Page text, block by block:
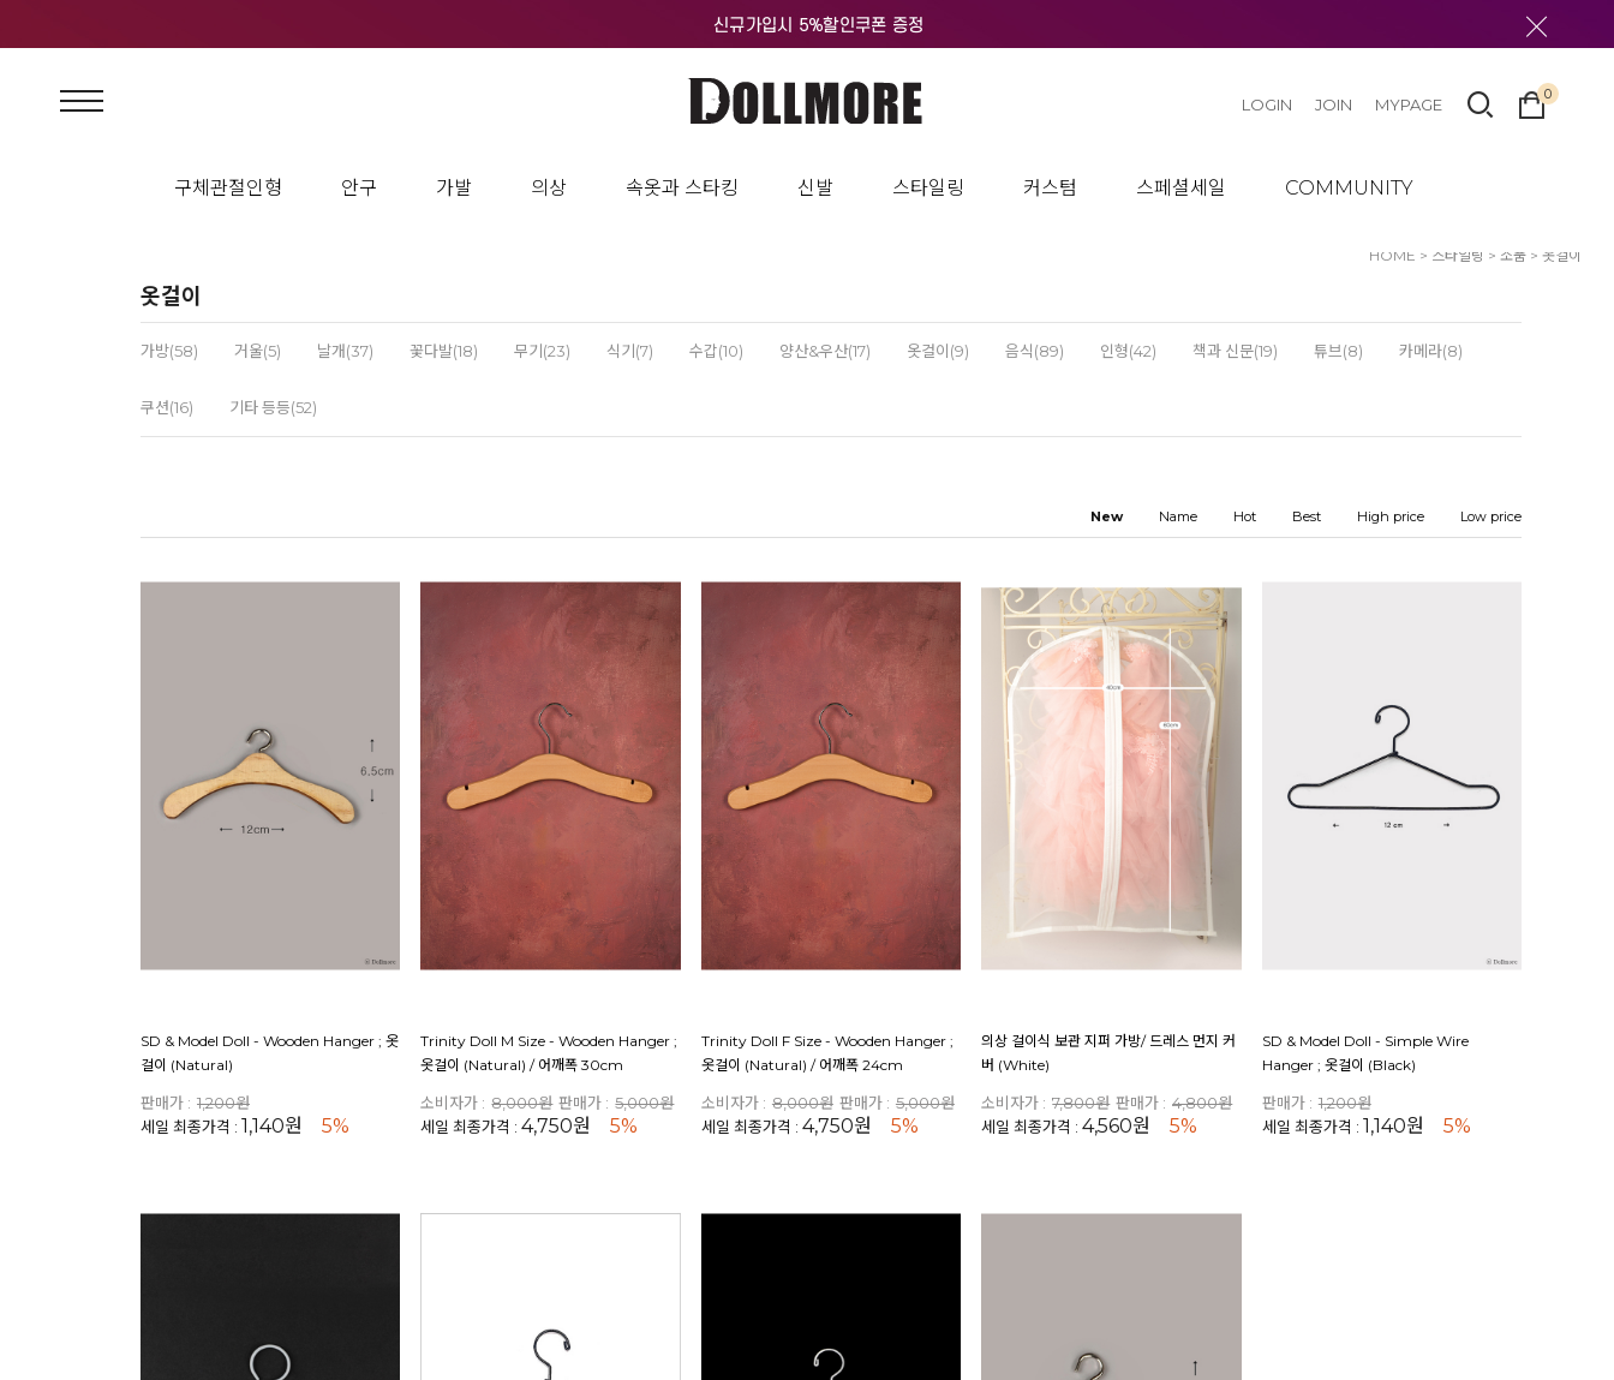
구체관절인형 안구 가발 의상 속옷과 스타킹 신발 스타일링 커스텀 스페셜세일 COMMUNITY
LOGIN JOIN MYPAGE
0
HOME > 스타일링 > 소품 > 옷걸이
옷걸이
가방(58) 거울(5) 날개(37) 꽃다발(18) 무기(23) 식기(7) 수갑(10) 양산&우산(17) 옷걸이(9) 음식(89) 인형(42) 책과 신문(19) 튜브(8) 카메라(8)
쿠션(16) 기타 등등(52)
New Name Hot Best High price Low price
SD & Model Doll - Wooden Hanger ; 옷
걸이 (Natural)
판매가 : 1,200원
세일 최종가격 : 1,140원 5%
Trinity Doll M Size - Wooden Hanger ;
옷걸이 (Natural) / 어깨폭 30cm
소비자가 : 8,000원 판매가 : 5,000원
세일 최종가격 :4,750원 5%
Trinity Doll F Size - Wooden Hanger ;
옷걸이 (Natural) / 어깨폭 24cm
소비자가 : 8,000원 판매가 : 5,000원
세일 최종가격 : 4,750원 5%
의상 걸이식 보관 지퍼 가방/ 드레스 먼지 커
버 (White)
소비자가 : 7,800원 판매가 : 4,800원
세일 최종가격 :4,560원 5%
SD & Model Doll - Simple Wire
Hanger ; 옷걸이 (Black)
판매가 : 1,200원
세일 최종가격 : 1,140원 5%